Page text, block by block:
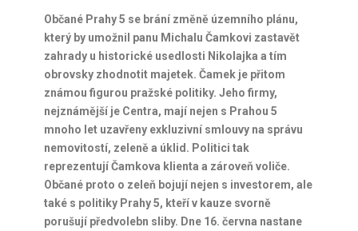
Občané Prahy 5 se brání změně územního plánu,
který by umožnil panu Michalu Čamkovi zastavět
zahrady u historické usedlosti Nikolajka a tím
obrovsky zhodnotit majetek. Čamek je přitom
známou figurou pražské politiky. Jeho firmy,
nejznámější je Centra, mají nejen s Prahou 5
mnoho let uzavřeny exkluzivní smlouvy na správu
nemovitostí, zeleně a úklid. Politici tak
reprezentují Čamkova klienta a zároveň voliče.
Občané proto o zeleň bojují nejen s investorem, ale
také s politiky Prahy 5, kteří v kauze svorně
porušují předvolebn sliby. Dne 16. června nastane